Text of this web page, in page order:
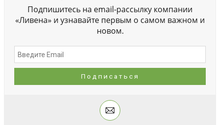
Подпишитесь на email-рассылку компании
«Ливена» и узнавайте первым о самом важном и
новом.